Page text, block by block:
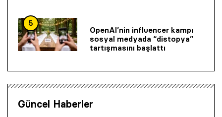
5
OpenAI’nin influencer kampı
sosyal medyada “distopya”
tartışmasını başlattı
Güncel Haberler